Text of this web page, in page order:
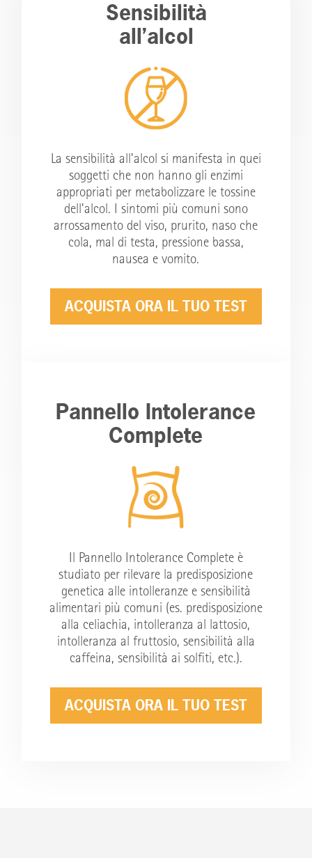
Sensibilità
all’alcol
La sensibilità all’alcol si manifesta in quei
soggetti che non hanno gli enzimi
appropriati per metabolizzare le tossine
dell’alcol. I sintomi più comuni sono
arrossamento del viso, prurito, naso che
cola, mal di testa, pressione bassa,
nausea e vomito.
ACQUISTA ORA IL TUO TEST
Pannello Intolerance
Complete
Il Pannello Intolerance Complete è
studiato per rilevare la predisposizione
genetica alle intolleranze e sensibilità
alimentari più comuni (es. predisposizione
alla celiachia, intolleranza al lattosio,
intolleranza al fruttosio, sensibilità alla
caffeina, sensibilità ai solfiti, etc.).
ACQUISTA ORA IL TUO TEST